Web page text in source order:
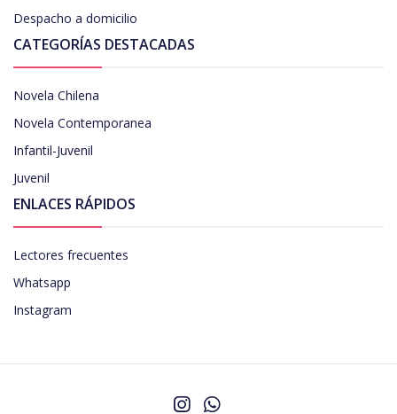
Despacho a domicilio
CATEGORÍAS DESTACADAS
Novela Chilena
Novela Contemporanea
Infantil-Juvenil
Juvenil
ENLACES RÁPIDOS
Lectores frecuentes
Whatsapp
Instagram